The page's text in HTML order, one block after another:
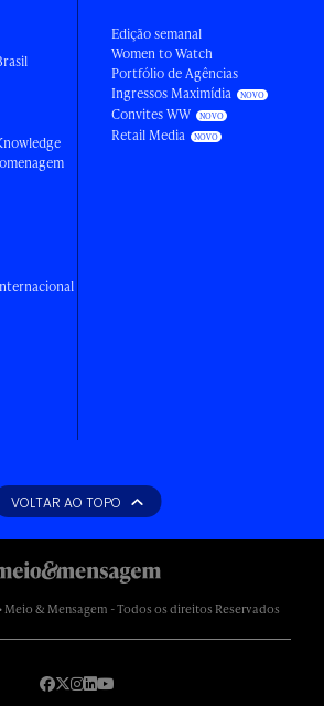
Edição semanal
Women to Watch
Portfólio de Agências
Ingressos Maximídia
Convites WW
Retail Media
VOLTAR AO TOPO
Meio & Mensagem - Todos os direitos Reservados